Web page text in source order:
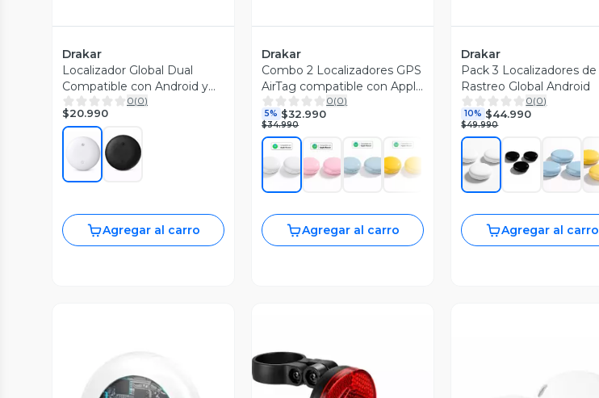
Drakar
Localizador Global Dual
Compatible con Android y
Apple
0(0)
$20.990
Agregar al carro
Drakar
Combo 2 Localizadores GPS
AirTag compatible con Apple
Rastreo Inteligente en
Doble Pack
0(0)
5% $32.990
$34.990
Agregar al carro
Drakar
Pack 3 Localizadores de
Rastreo Global Android
0(0)
10% $44.990
$49.990
Agregar al carro